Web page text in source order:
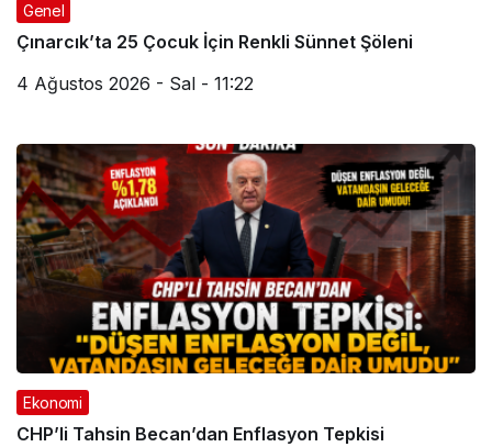
Genel
Çınarcık’ta 25 Çocuk İçin Renkli Sünnet Şöleni
4 Ağustos 2026 - Sal - 11:22
Ekonomi
CHP’li Tahsin Becan’dan Enflasyon Tepkisi